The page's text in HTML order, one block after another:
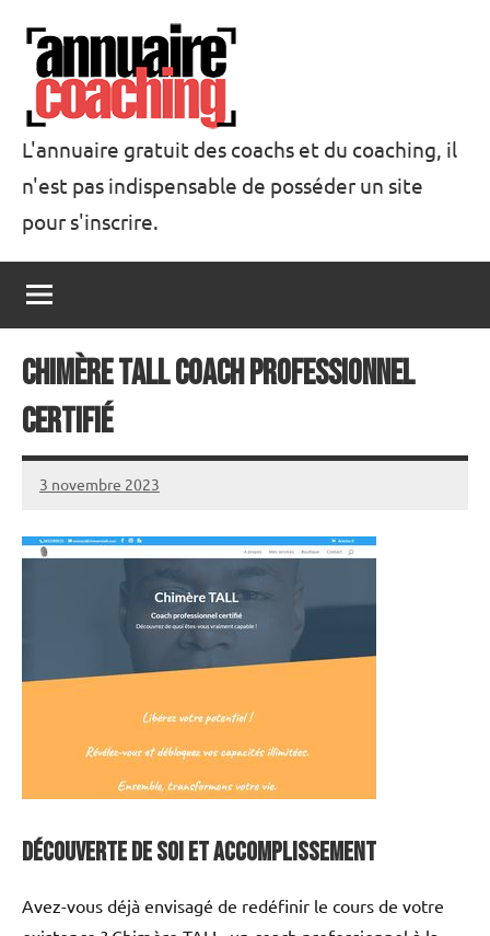
contenu
Annuaire
Coaching
L'annuaire gratuit des coachs et du coaching, il
n'est pas indispensable de posséder un site
pour s'inscrire.
Chimère TALL Coach professionnel
certifié
3 novembre 2023
annuairecoaching
Découverte de Soi et Accomplissement
Avez-vous déjà envisagé de redéfinir le cours de votre